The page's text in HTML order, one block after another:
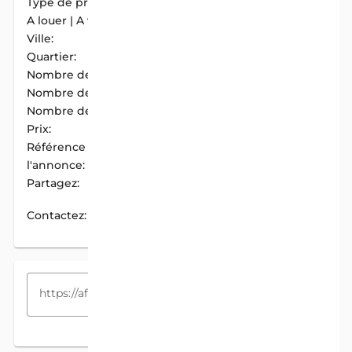
A louer | A vendre:
Ville:
Quartier:
Nombre de chambres:
Nombre de douches:
Nombre de cuisines:
Prix:
Référence de
l'annonce:
Partagez:
Contactez: